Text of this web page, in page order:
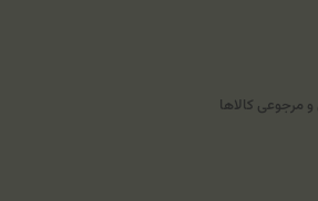
و مرجوعی کالاها